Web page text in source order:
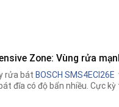
Zone: Vùng rửa
rửa bát BOSCH SMS4ECI26E
đĩa có độ bẩn nhiều. Cực